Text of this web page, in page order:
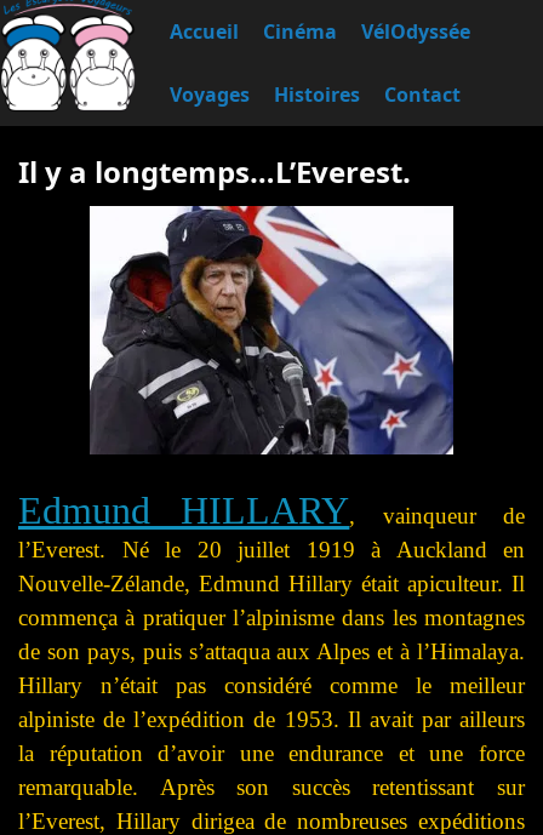
Accueil Cinéma VélOdyssée
Voyages Histoires Contact
Il y a longtemps…L’Everest.
Edmund HILLARY, vainqueur de
l’Everest. Né le 20 juillet 1919 à Auckland en
Nouvelle-Zélande, Edmund Hillary était apiculteur. Il
commença à pratiquer l’alpinisme dans les montagnes
de son pays, puis s’attaqua aux Alpes et à l’Himalaya.
Hillary n’était pas considéré comme le meilleur
alpiniste de l’expédition de 1953. Il avait par ailleurs
la réputation d’avoir une endurance et une force
remarquable. Après son succès retentissant sur
l’Everest, Hillary dirigea de nombreuses expéditions